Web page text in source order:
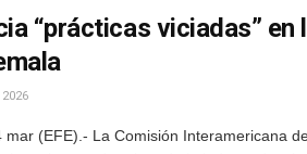
“prácticas viciadas” en
(EFE).- La Comisión Interamericana